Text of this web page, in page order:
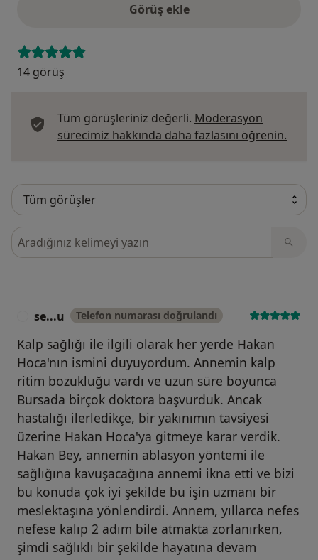
Görüş ekle
14 görüş
Tüm görüşleriniz değerli. Moderasyon
sürecimiz hakkında daha fazlasını öğrenin.
Görüşler içerisinde ara
se...u Telefon numarası doğrulandı
Kalp sağlığı ile ilgili olarak her yerde Hakan
Hoca'nın ismini duyuyordum. Annemin kalp
ritim bozukluğu vardı ve uzun süre boyunca
Bursada birçok doktora başvurduk. Ancak
hastalığı ilerledikçe, bir yakınımın tavsiyesi
üzerine Hakan Hoca'ya gitmeye karar verdik.
Hakan Bey, annemin ablasyon yöntemi ile
sağlığına kavuşacağına annemi ikna etti ve bizi
bu konuda çok iyi şekilde bu işin uzmanı bir
meslektaşına yönlendirdi. Annem, yıllarca nefes
nefese kalıp 2 adım bile atmakta zorlanırken,
şimdi sağlıklı bir şekilde hayatına devam